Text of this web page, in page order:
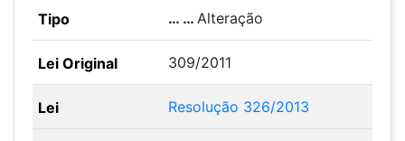
… …Alteração
309/2011
Resolução 326/2013